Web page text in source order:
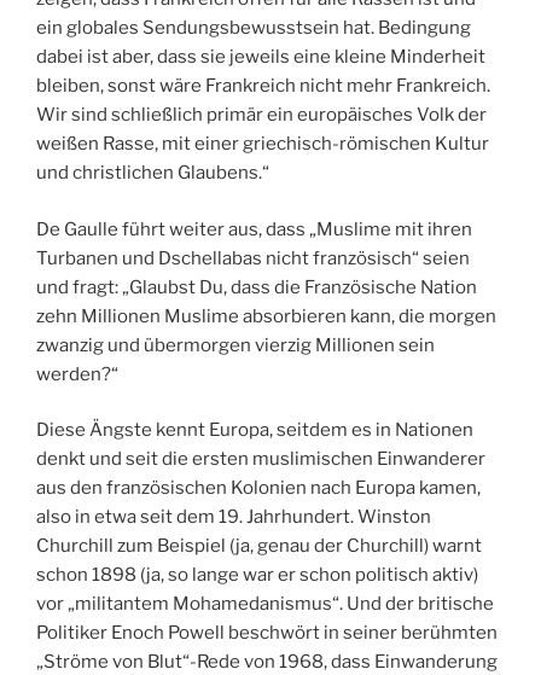
ein globales Sendungsbewusstsein hat. Bedingung
dabei ist aber, dass sie jeweils eine kleine Minderheit
bleiben, sonst wäre Frankreich nicht mehr Frankreich.
Wir sind schließlich primär ein europäisches Volk der
weißen Rasse, mit einer griechisch-römischen Kultur
und christlichen Glaubens.“
De Gaulle führt weiter aus, dass „Muslime mit ihren
Turbanen und Dschellabas nicht französisch“ seien
und fragt: „Glaubst Du, dass die Französische Nation
zehn Millionen Muslime absorbieren kann, die morgen
zwanzig und übermorgen vierzig Millionen sein
werden?“
Diese Ängste kennt Europa, seitdem es in Nationen
denkt und seit die ersten muslimischen Einwanderer
aus den französischen Kolonien nach Europa kamen,
also in etwa seit dem 19. Jahrhundert. Winston
Churchill zum Beispiel (ja, genau der Churchill) warnt
schon 1898 (ja, so lange war er schon politisch aktiv)
vor „militantem Mohamedanismus“. Und der britische
Politiker Enoch Powell beschwört in seiner berühmten
„Ströme von Blut“-Rede von 1968, dass Einwanderung